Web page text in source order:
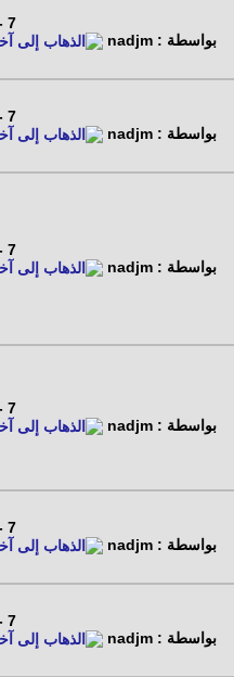
7 - 4 - 2024
بواسطة : nadjm
7 - 4 - 2024
بواسطة : nadjm
7 - 4 - 2024
بواسطة : nadjm
7 - 4 - 2024
بواسطة : nadjm
7 - 4 - 2024
بواسطة : nadjm
7 - 4 - 2024
بواسطة : nadjm